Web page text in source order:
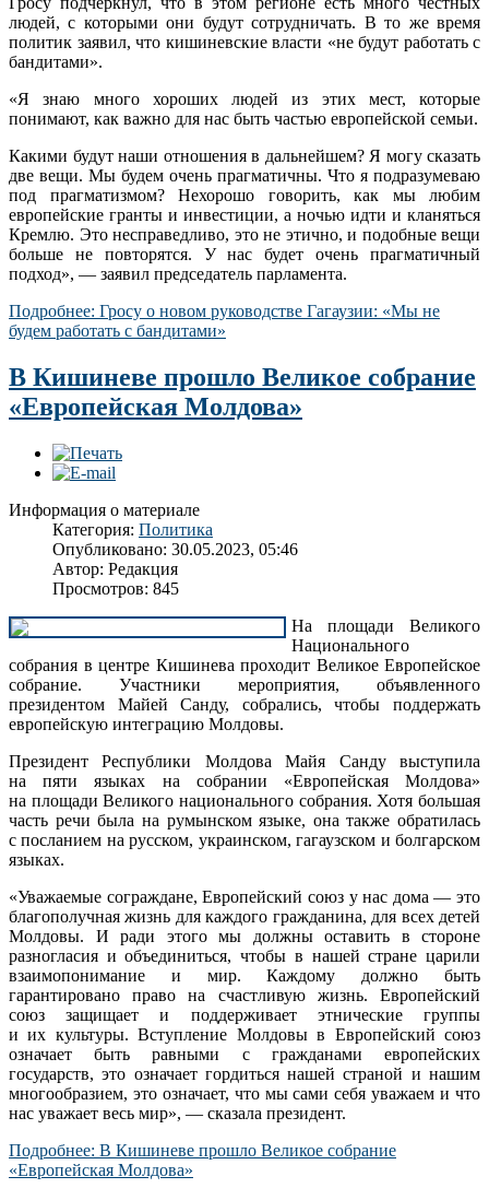
людей, с которыми они будут сотрудничать. В то же время
политик заявил, что кишиневские власти «не будут работать с
бандитами».
«Я знаю много хороших людей из этих мест, которые
понимают, как важно для нас быть частью европейской семьи.
Какими будут наши отношения в дальнейшем? Я могу сказать
две вещи. Мы будем очень прагматичны. Что я подразумеваю
под прагматизмом? Нехорошо говорить, как мы любим
европейские гранты и инвестиции, а ночью идти и кланяться
Кремлю. Это несправедливо, это не этично, и подобные вещи
больше не повторятся. У нас будет очень прагматичный
подход», — заявил председатель парламента.
Подробнее: Гросу о новом руководстве Гагаузии: «Мы не
будем работать с бандитами»
В Кишиневе прошло Великое собрание
«Европейская Молдова»
Информация о материале
Категория: Политика
Опубликовано: 30.05.2023, 05:46
Автор: Редакция
Просмотров: 845
На площади Великого
Национального
собрания в центре Кишинева проходит Великое Европейское
собрание. Участники мероприятия, объявленного
президентом Майей Санду, собрались, чтобы поддержать
европейскую интеграцию Молдовы.
Президент Республики Молдова Майя Санду выступила
на пяти языках на собрании «Европейская Молдова»
на площади Великого национального собрания. Хотя большая
часть речи была на румынском языке, она также обратилась
с посланием на русском, украинском, гагаузском и болгарском
языках.
«Уважаемые сограждане, Европейский союз у нас дома — это
благополучная жизнь для каждого гражданина, для всех детей
Молдовы. И ради этого мы должны оставить в стороне
разногласия и объединиться, чтобы в нашей стране царили
взаимопонимание и мир. Каждому должно быть
гарантировано право на счастливую жизнь. Европейский
союз защищает и поддерживает этнические группы
и их культуры. Вступление Молдовы в Европейский союз
означает быть равными с гражданами европейских
государств, это означает гордиться нашей страной и нашим
многообразием, это означает, что мы сами себя уважаем и что
нас уважает весь мир», — сказала президент.
Подробнее: В Кишиневе прошло Великое собрание
«Европейская Молдова»